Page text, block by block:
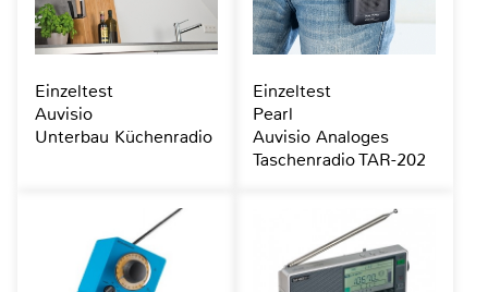
Einzeltest
Auvisio
Unterbau Küchenradio
Einzeltest
Pearl
Auvisio Analoges
Taschenradio TAR-202